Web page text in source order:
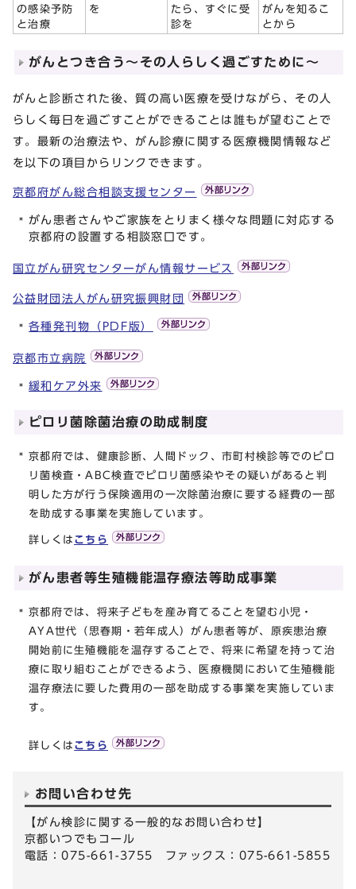
の感染予防
と治療
を
たら、すぐに受
診を
がんを知るこ
とから
がんとつき合う～その人らしく過ごすために～
がんと診断された後、質の高い医療を受けながら、その人
らしく毎日を過ごすことができることは誰もが望むことで
す。最新の治療法や、がん診療に関する医療機関情報など
を以下の項目からリンクできます。
京都府がん総合相談支援センター
がん患者さんやご家族をとりまく様々な問題に対応する
京都府の設置する相談窓口です。
国立がん研究センターがん情報サービス
公益財団法人がん研究振興財団
各種発刊物（PDF版）
京都市立病院
緩和ケア外来
ピロリ菌除菌治療の助成制度
京都府では、健康診断、人間ドック、市町村検診等でのピロ
リ菌検査・ABC検査でピロリ菌感染やその疑いがあると判
明した方が行う保険適用の一次除菌治療に要する経費の一部
を助成する事業を実施しています。
詳しくは こちら
がん患者等生殖機能温存療法等助成事業
京都府では、将来子どもを産み育てることを望む小児・
AYA世代（思春期・若年成人）がん患者等が、原疾患治療
開始前に生殖機能を温存することで、将来に希望を持って治
療に取り組むことができるよう、医療機関において生殖機能
温存療法に要した費用の一部を助成する事業を実施していま
す。
詳しくは こちら
お問い合わせ先
【がん検診に関する一般的なお問い合わせ】
京都いつでもコール
電話：075-661-3755 ファックス：075-661-5855